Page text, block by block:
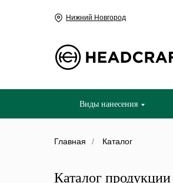
Нижний Новгород
Виды нанесения
Главная / Каталог
Каталог